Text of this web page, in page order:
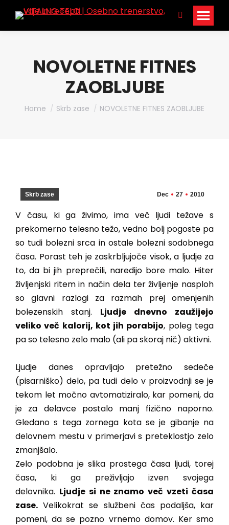
Search:
NOVOLETNE FITNES
ZAOBLJUBE
You are here:
Home Skrb zase NOVOLETNE FITNES ZAOBLJUBE
Dec 27 2010
Skrb zase
V času, ki ga živimo, ima več ljudi težave s
prekomerno telesno težo, vedno bolj pogoste pa
so tudi bolezni srca in ostale bolezni sodobnega
časa. Porast teh je zaskrbljujoče visok, a ljudje za
to, da bi jih preprečili, naredijo bore malo. Hiter
življenjski ritem in način dela ter življenje nasploh
so glavni razlogi za razmah prej omenjenih
bolezenskih stanj. Ljudje dnevno zaužijejo
veliko več kalorij, kot jih porabijo, poleg tega
pa so telesno zelo malo (ali pa skoraj nič) aktivni.
Ljudje danes opravljajo pretežno sedeče
(pisarniško) delo, pa tudi delo v proizvodnji se je
tekom let močno avtomatiziralo, kar pomeni, da
je za delavce postalo manj fizično naporno.
Gledano s tega zornega kota se je gibanje na
delovnem mestu v primerjavi s preteklostjo zelo
zmanjšalo.
Zelo podobna je slika prostega časa ljudi, torej
časa, ki ga preživljajo izven svojega
delovnika. Ljudje si ne znamo več vzeti časa
zase. Velikokrat se službeni čas podaljša, kar
pomeni, da se pozno vrnemo domov. Ker smo